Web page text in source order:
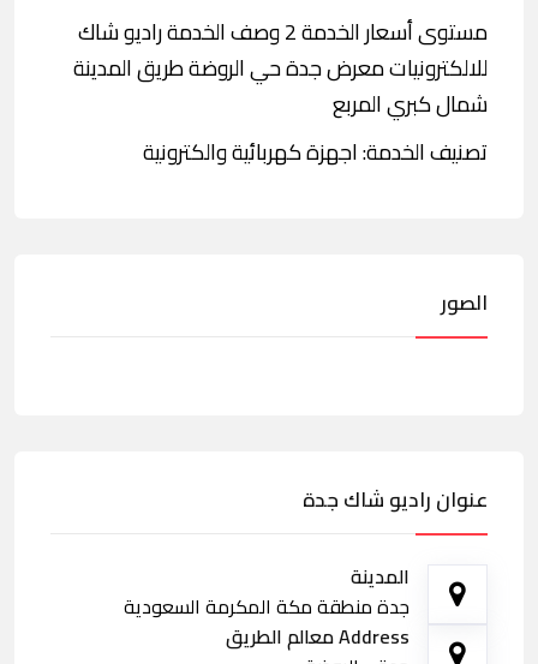
مستوى أسعار الخدمة 2 وصف الخدمة راديو شاك
للالكترونيات معرض جدة حي الروضة طريق المدينة
شمال كبري المربع
تصنيف الخدمة: اجهزة كهربائية والكترونية
الصور
عنوان راديو شاك جدة
المدينة
جدة منطقة مكة المكرمة السعودية
Address معالم الطريق